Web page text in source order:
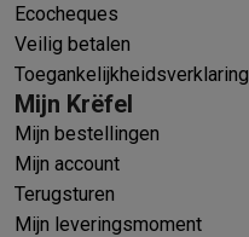
Ecocheques
Veilig betalen
Toegankelijkheidsverklaring
Mijn Krëfel
Mijn bestellingen
Mijn account
Terugsturen
Mijn leveringsmoment